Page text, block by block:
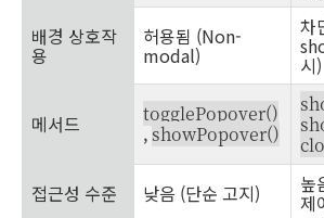
배경 상호작
용
허용됨 (Non-
modal)
차
시)
메서드 togglePopover()
, showPopover()
접근성 수준 낮음 (단순 고지) 높
제